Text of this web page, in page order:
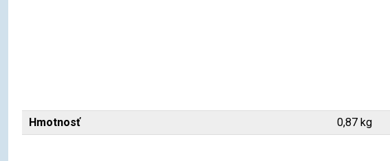
Hmotnosť 0,87 kg